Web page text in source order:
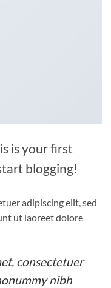
is your first
blogging!
adipiscing elit, sed
ut laoreet dolore
consectetuer
nibh